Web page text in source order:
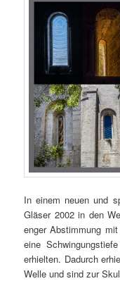
In einem neuen und
Gläser 2002 in den
enger Abstimmung
eine
erhielten. Dadurch
Welle und sind zur